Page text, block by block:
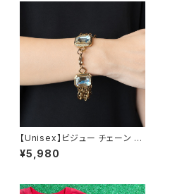
【Unisex】ビジュー チェーン ブ
レスレット / 古着 アクセサリー
N0737
¥5,980